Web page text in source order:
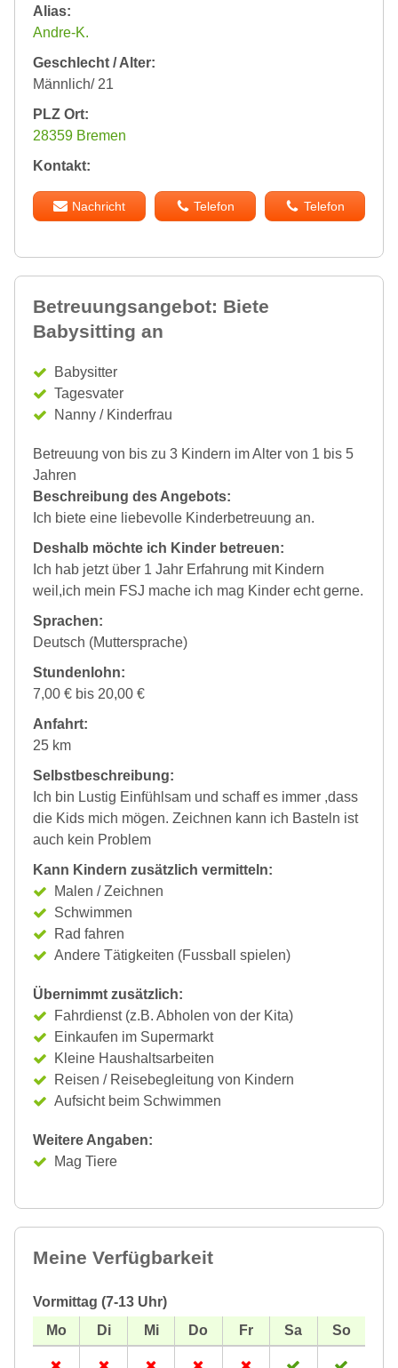
Alias:
Andre-K.
Geschlecht / Alter:
Männlich/ 21
PLZ Ort:
28359 Bremen
Kontakt:
Nachricht Telefon Telefon
Betreuungsangebot: Biete
Babysitting an
Babysitter
Tagesvater
Nanny / Kinderfrau
Betreuung von bis zu 3 Kindern im Alter von 1 bis 5
Jahren
Beschreibung des Angebots:
Ich biete eine liebevolle Kinderbetreuung an.
Deshalb möchte ich Kinder betreuen:
Ich hab jetzt über 1 Jahr Erfahrung mit Kindern
weil,ich mein FSJ mache ich mag Kinder echt gerne.
Sprachen:
Deutsch (Muttersprache)
Stundenlohn:
7,00 € bis 20,00 €
Anfahrt:
25 km
Selbstbeschreibung:
Ich bin Lustig Einfühlsam und schaff es immer ,dass
die Kids mich mögen. Zeichnen kann ich Basteln ist
auch kein Problem
Kann Kindern zusätzlich vermitteln:
Malen / Zeichnen
Schwimmen
Rad fahren
Andere Tätigkeiten (Fussball spielen)
Übernimmt zusätzlich:
Fahrdienst (z.B. Abholen von der Kita)
Einkaufen im Supermarkt
Kleine Haushaltsarbeiten
Reisen / Reisebegleitung von Kindern
Aufsicht beim Schwimmen
Weitere Angaben:
Mag Tiere
Meine Verfügbarkeit
Vormittag (7-13 Uhr)